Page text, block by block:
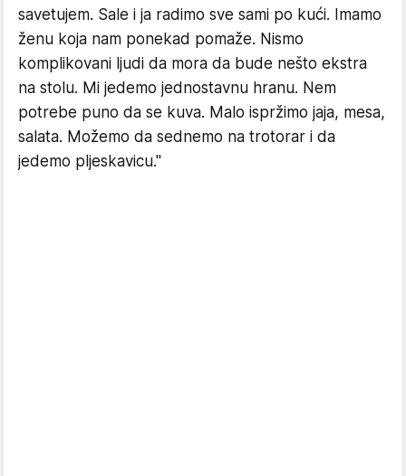
savetujem. Sale i ja radimo sve sami po kući. Imamo
ženu koja nam ponekad pomaže. Nismo
komplikovani ljudi da mora da bude nešto ekstra
na stolu. Mi jedemo jednostavnu hranu. Nem
potrebe puno da se kuva. Malo ispržimo jaja, mesa,
salata. Možemo da sednemo na trotorar i da
jedemo pljeskavicu."